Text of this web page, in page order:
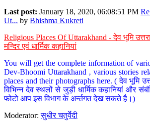
Last post: January 18, 2020, 06:08:51 PM
Ut... by Bhishma Kukreti
Religious Places Of Uttarakhand - देव भूमि
मन्दिर एवं धार्मिक कहानियां
You will get the complete information of
Dev-Bhoomi Uttarakhand , various stories
places and their photographs here. ( देव भूमि
विभिन्न देव स्थलों से जुड़ी धार्मिक कहानियां और
फोटो आप इस विभाग के अर्न्तगत देख सकते है।)
Moderator:सुधीर चतुर्वेदी